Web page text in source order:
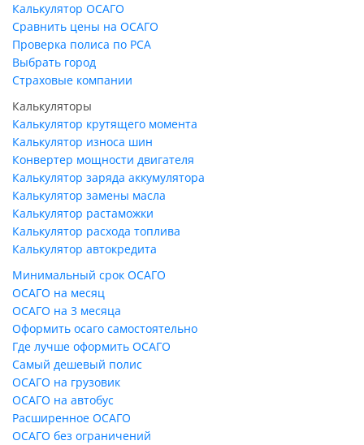
Калькулятор ОСАГО
Сравнить цены на ОСАГО
Проверка полиса по РСА
Выбрать город
Страховые компании
Калькуляторы
Калькулятор крутящего момента
Калькулятор износа шин
Конвертер мощности двигателя
Калькулятор заряда аккумулятора
Калькулятор замены масла
Калькулятор растаможки
Калькулятор расхода топлива
Калькулятор автокредита
Минимальный срок ОСАГО
ОСАГО на месяц
ОСАГО на 3 месяца
Оформить осаго самостоятельно
Где лучше оформить ОСАГО
Самый дешевый полис
ОСАГО на грузовик
ОСАГО на автобус
Расширенное ОСАГО
ОСАГО без ограничений